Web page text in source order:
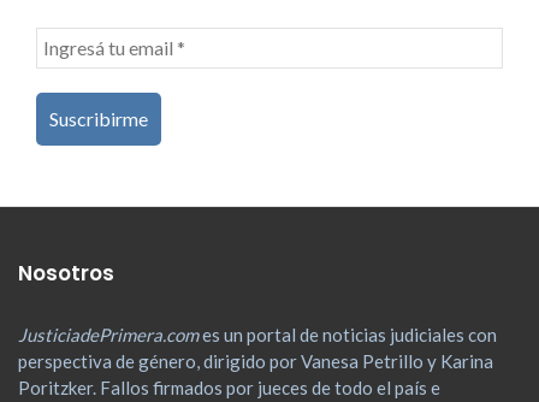
Nosotros
JusticiadePrimera.comes un portal de noticias judiciales con
perspectiva de género, dirigido por Vanesa Petrillo y Karina
Poritzker. Fallos firmados por jueces de todo el país e